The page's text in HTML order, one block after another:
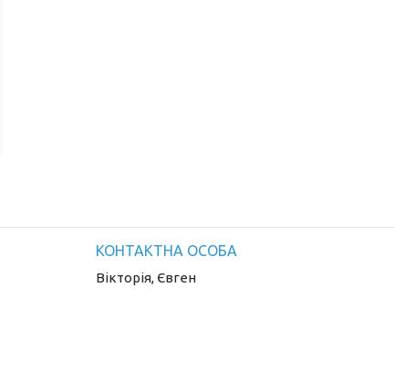
Вікторія, Євген